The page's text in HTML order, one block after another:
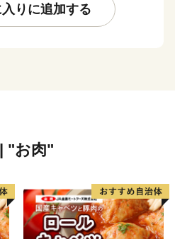
ふるさと納税サポートセンタ
（12/29～1/4）は休業日とな
について】
策課 ふるさと振興係
りに追加する
"お肉"